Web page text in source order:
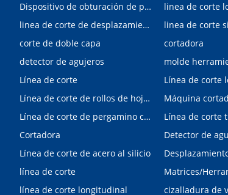
Dispositivo de obturación de placa interior/exterior de automóvil
linea de corte
linea de corte de desplazamiento de hojalata y aluminio
linea de corte
corte de doble capa
cortadora
detector de agujeros
molde
Línea de corte
Línea de corte
Línea de corte de rollos de hojalata y aluminio
Máquina
Línea de corte de pergamino con control digital
Cortadora
Línea de corte de acero al silicio
línea de corte
línea de corte longitudinal